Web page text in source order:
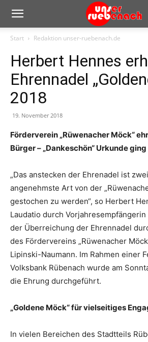
Start Redaktion unser-ruebenach.de
Herbert Hennes
Ehrennadel
2018
19. November 2018
Förderverein „Rüwenacher Möck“
Bürger – „Dankeschön“ Urkunde
„Das anstecken der Ehrenadel ist
angenehmste Art von der
gestochen zu werden“, so Herbert
Laudatio durch
der Überreichung der Ehrennadel
des Fördervereins „Rüwenacher
Lipinski-Naumann. Im Rahmen einer
Volksbank Rübenach wurde am
die Ehrung durchgeführt.
„Goldene Möck“ für vielseitiges
In vielen Bereichen des Stadtteils